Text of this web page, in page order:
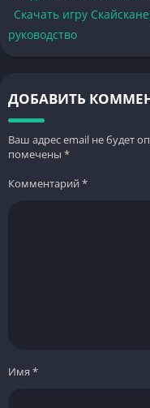
Скачать игру
руководство
ДОБАВИТЬ
Ваш адрес email не будет
помечены *
Комментарий*
Имя *